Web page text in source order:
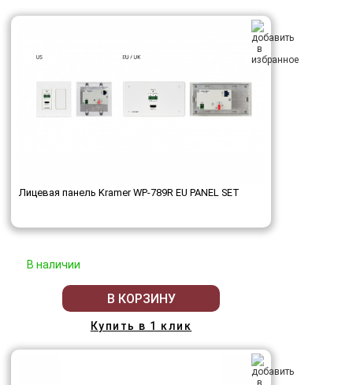
Лицевая панель Kramer WP-789R EU PANEL SET
В наличии
В КОРЗИНУ
Купить в 1 клик